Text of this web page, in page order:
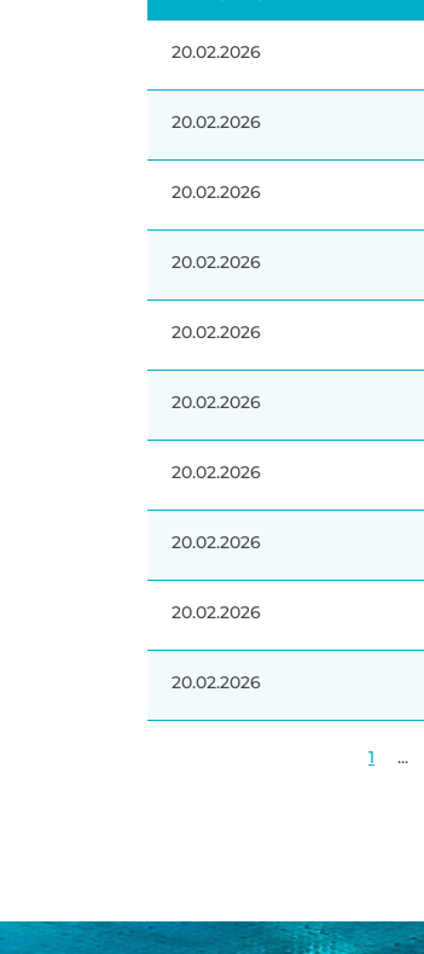
20.02.2026
20.02.2026
20.02.2026
20.02.2026
20.02.2026
20.02.2026
20.02.2026
20.02.2026
20.02.2026
20.02.2026
1 ...